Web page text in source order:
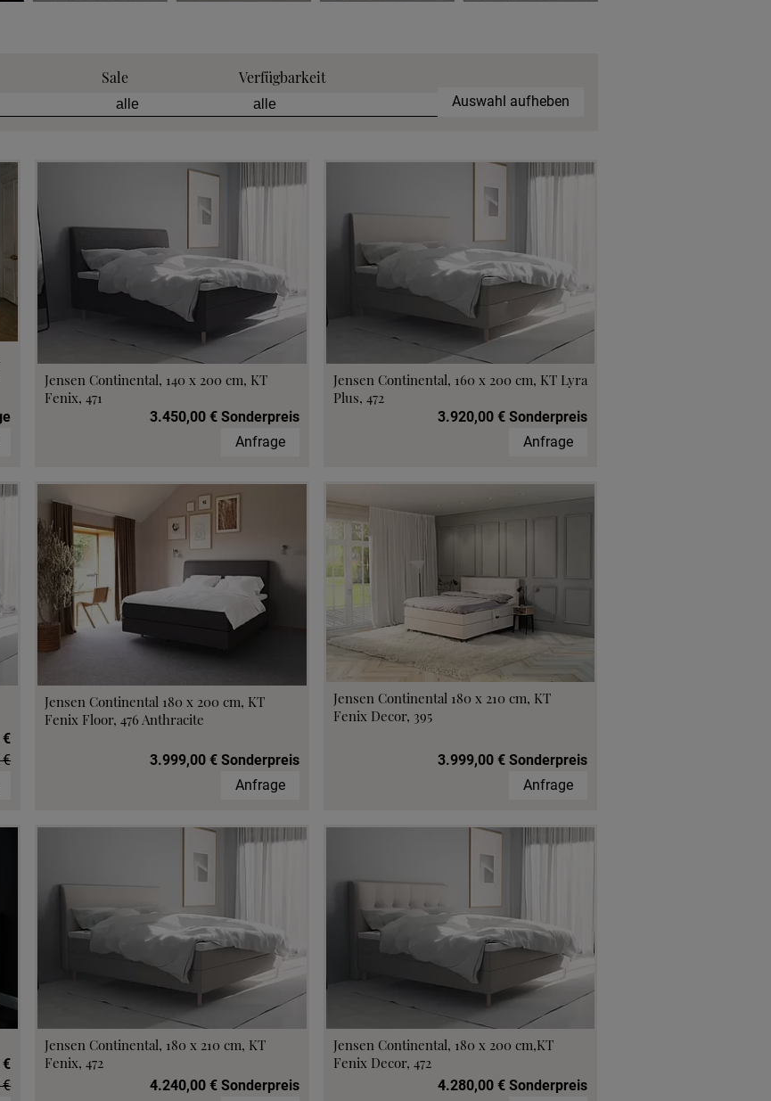
Sale Verfügbarkeit
Auswahl aufheben
Jensen Continental, 140 x 200 cm, KT
Fenix, 471
3.450,00 € Sonderpreis
Anfrage
Jensen Continental, 160 x 200 cm, KT Lyra
Plus, 472
3.920,00 € Sonderpreis
Anfrage
€
€
Jensen Continental 180 x 200 cm, KT
Fenix Floor, 476 Anthracite
3.999,00 € Sonderpreis
Anfrage
Jensen Continental 180 x 210 cm, KT
Fenix Decor, 395
3.999,00 € Sonderpreis
Anfrage
€
€
Jensen Continental, 180 x 210 cm, KT
Fenix, 472
4.240,00 € Sonderpreis
Jensen Continental, 180 x 200 cm,KT
Fenix Decor, 472
4.280,00 € Sonderpreis